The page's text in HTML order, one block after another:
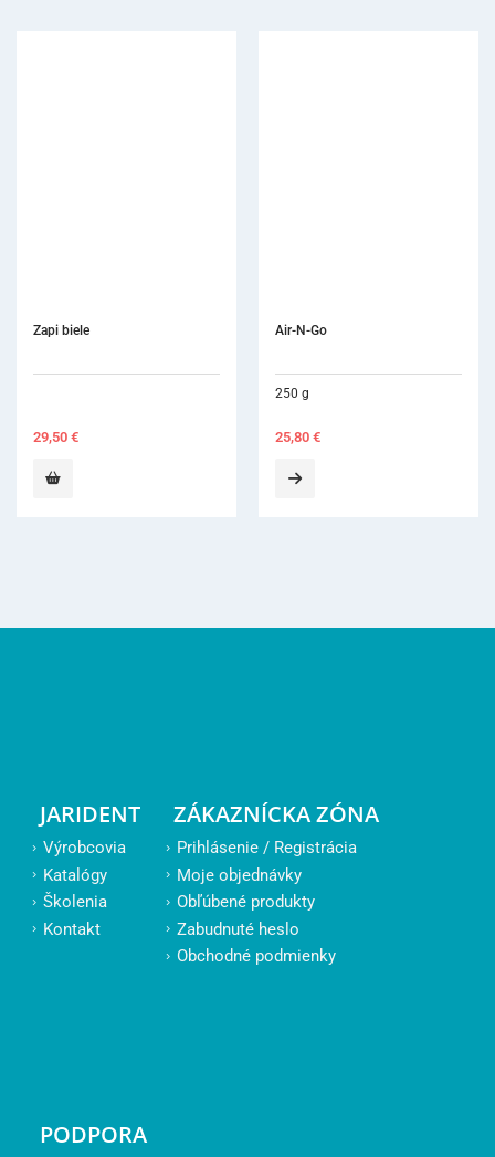
Air-N-Go
250 g
25,80 €
JARIDENT
Výrobcovia
Katalógy
Školenia
Kontakt
ZÁKAZNÍCKA ZÓNA
Prihlásenie / Registrácia
Moje objednávky
Obľúbené produkty
Zabudnuté heslo
Obchodné podmienky
PODPORA